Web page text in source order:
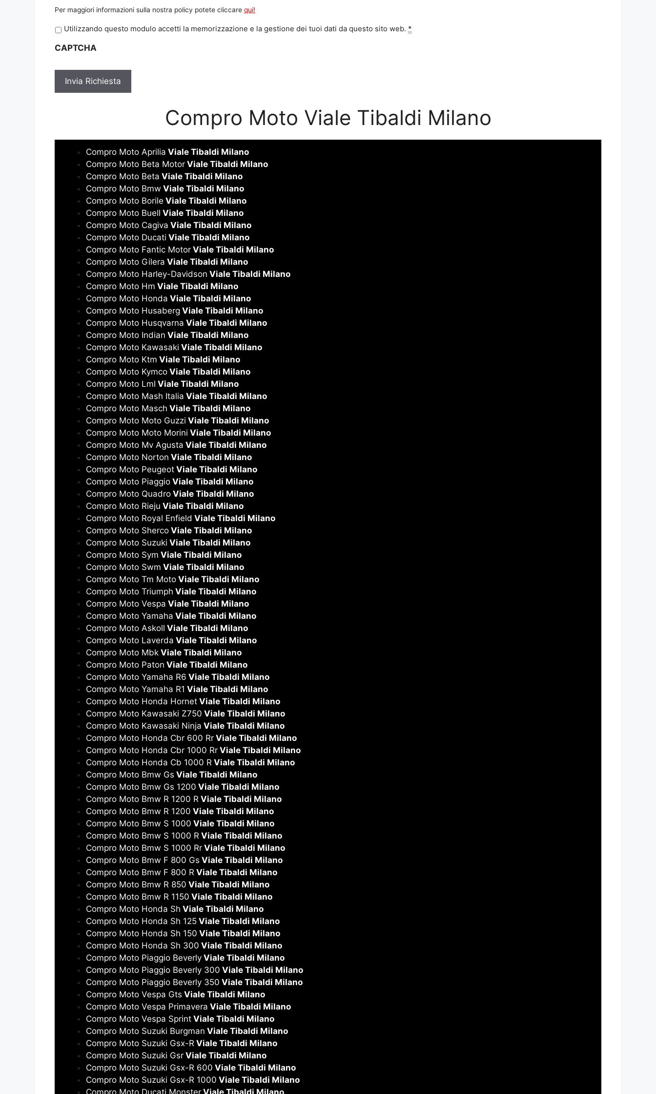
Per maggiori informazioni sulla nostra policy potete cliccare qui!
P
i
a
y
Utilizzando questo modulo accetti la memorizzazione e la gestione dei tuoi dati da questo sito web. *
CAPTCHA
Compro Moto Viale Tibaldi Milano
Compro Moto Aprilia Viale Tibaldi Milano
Compro Moto Beta Motor Viale Tibaldi Milano
Compro Moto Beta Viale Tibaldi Milano
Compro Moto Bmw Viale Tibaldi Milano
Compro Moto Borile Viale Tibaldi Milano
Compro Moto Buell Viale Tibaldi Milano
Compro Moto Cagiva Viale Tibaldi Milano
Compro Moto Ducati Viale Tibaldi Milano
Compro Moto Fantic Motor Viale Tibaldi Milano
Compro Moto Gilera Viale Tibaldi Milano
Compro Moto Harley-Davidson Viale Tibaldi Milano
Compro Moto Hm Viale Tibaldi Milano
Compro Moto Honda Viale Tibaldi Milano
Compro Moto Husaberg Viale Tibaldi Milano
Compro Moto Husqvarna Viale Tibaldi Milano
Compro Moto Indian Viale Tibaldi Milano
Compro Moto Kawasaki Viale Tibaldi Milano
Compro Moto Ktm Viale Tibaldi Milano
Compro Moto Kymco Viale Tibaldi Milano
Compro Moto Lml Viale Tibaldi Milano
Compro Moto Mash Italia Viale Tibaldi Milano
Compro Moto Masch Viale Tibaldi Milano
Compro Moto Moto Guzzi Viale Tibaldi Milano
Compro Moto Moto Morini Viale Tibaldi Milano
Compro Moto Mv Agusta Viale Tibaldi Milano
Compro Moto Norton Viale Tibaldi Milano
Compro Moto Peugeot Viale Tibaldi Milano
Compro Moto Piaggio Viale Tibaldi Milano
Compro Moto Quadro Viale Tibaldi Milano
Compro Moto Rieju Viale Tibaldi Milano
Compro Moto Royal Enfield Viale Tibaldi Milano
Compro Moto Sherco Viale Tibaldi Milano
Compro Moto Suzuki Viale Tibaldi Milano
Compro Moto Sym Viale Tibaldi Milano
Compro Moto Swm Viale Tibaldi Milano
Compro Moto Tm Moto Viale Tibaldi Milano
Compro Moto Triumph Viale Tibaldi Milano
Compro Moto Vespa Viale Tibaldi Milano
Compro Moto Yamaha Viale Tibaldi Milano
Compro Moto Askoll Viale Tibaldi Milano
Compro Moto Laverda Viale Tibaldi Milano
Compro Moto Mbk Viale Tibaldi Milano
Compro Moto Paton Viale Tibaldi Milano
Compro Moto Yamaha R6 Viale Tibaldi Milano
Compro Moto Yamaha R1 Viale Tibaldi Milano
Compro Moto Honda Hornet Viale Tibaldi Milano
Compro Moto Kawasaki Z750 Viale Tibaldi Milano
Compro Moto Kawasaki Ninja Viale Tibaldi Milano
Compro Moto Honda Cbr 600 Rr Viale Tibaldi Milano
Compro Moto Honda Cbr 1000 Rr Viale Tibaldi Milano
Compro Moto Honda Cb 1000 R Viale Tibaldi Milano
Compro Moto Bmw Gs Viale Tibaldi Milano
Compro Moto Bmw Gs 1200 Viale Tibaldi Milano
Compro Moto Bmw R 1200 R Viale Tibaldi Milano
Compro Moto Bmw R 1200 Viale Tibaldi Milano
Compro Moto Bmw S 1000 Viale Tibaldi Milano
Compro Moto Bmw S 1000 R Viale Tibaldi Milano
Compro Moto Bmw S 1000 Rr Viale Tibaldi Milano
Compro Moto Bmw F 800 Gs Viale Tibaldi Milano
Compro Moto Bmw F 800 R Viale Tibaldi Milano
Compro Moto Bmw R 850 Viale Tibaldi Milano
Compro Moto Bmw R 1150 Viale Tibaldi Milano
Compro Moto Honda Sh Viale Tibaldi Milano
Compro Moto Honda Sh 125 Viale Tibaldi Milano
Compro Moto Honda Sh 150 Viale Tibaldi Milano
Compro Moto Honda Sh 300 Viale Tibaldi Milano
Compro Moto Piaggio Beverly Viale Tibaldi Milano
Compro Moto Piaggio Beverly 300 Viale Tibaldi Milano
Compro Moto Piaggio Beverly 350 Viale Tibaldi Milano
Compro Moto Vespa Gts Viale Tibaldi Milano
Compro Moto Vespa Primavera Viale Tibaldi Milano
Compro Moto Vespa Sprint Viale Tibaldi Milano
Compro Moto Suzuki Burgman Viale Tibaldi Milano
Compro Moto Suzuki Gsx-R Viale Tibaldi Milano
Compro Moto Suzuki Gsr Viale Tibaldi Milano
Compro Moto Suzuki Gsx-R 600 Viale Tibaldi Milano
Compro Moto Suzuki Gsx-R 1000 Viale Tibaldi Milano
Compro Moto Ducati Monster Viale Tibaldi Milano